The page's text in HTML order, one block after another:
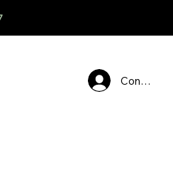
Connexion